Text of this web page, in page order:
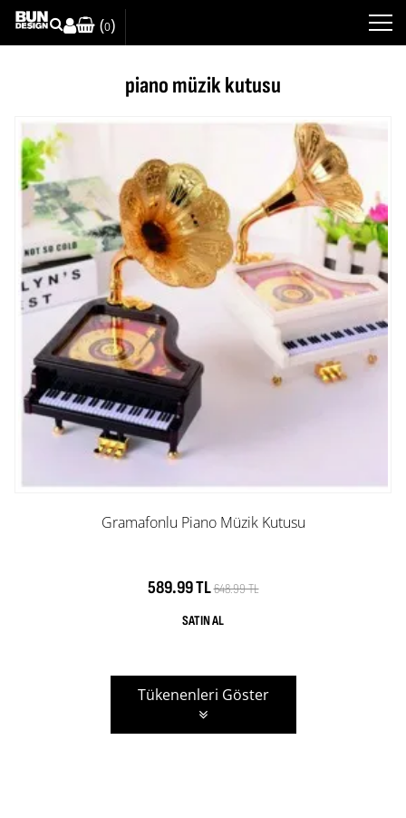
(0)
piano müzik kutusu
Gramafonlu Piano Müzik Kutusu
589.99 TL648.99 TL
Tükenenleri Göster